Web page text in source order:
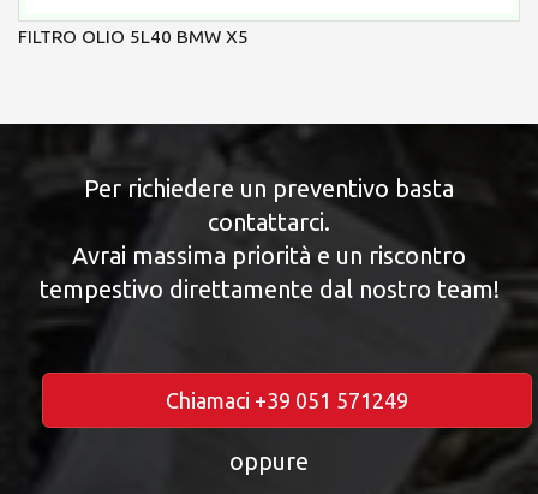
FILTRO OLIO 5L40 BMW X5
Per richiedere un preventivo basta
contattarci.
Avrai massima priorità e un riscontro
tempestivo direttamente dal nostro team!
Chiamaci +39 051 571249
oppure